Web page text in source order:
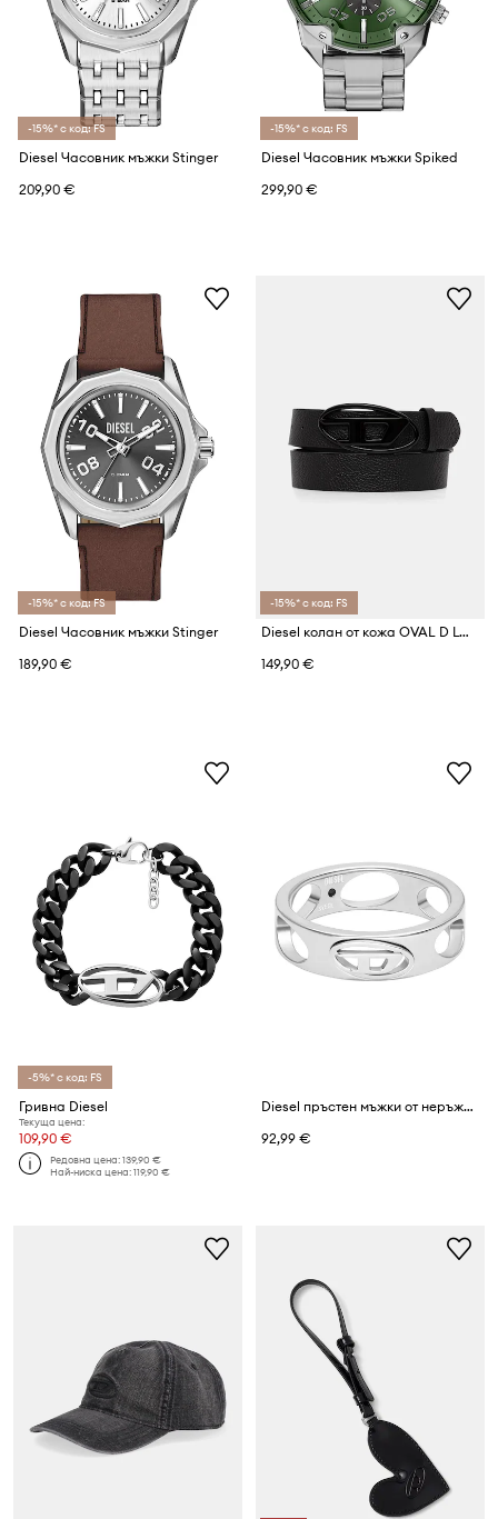
-15%* с код: FS
Diesel Часовник мъжки Stinger
209,90 €
-15%* с код: FS
Diesel Часовник мъжки Spiked
299,90 €
-15%* с код: FS
Diesel Часовник мъжки Stinger
189,90 €
-15%* с код: FS
Diesel колан от кожа OVAL D LOGO B-1DR
149,90 €
-5%* с код: FS
Гривна Diesel
Текуща цена:
109,90 €
Редовна цена:139,90 €
Най-ниска цена:119,90 €
Diesel пръстен мъжки от неръждаема стомана
92,99 €